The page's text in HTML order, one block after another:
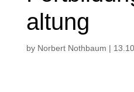
altung
by Norbert Nothbaum |